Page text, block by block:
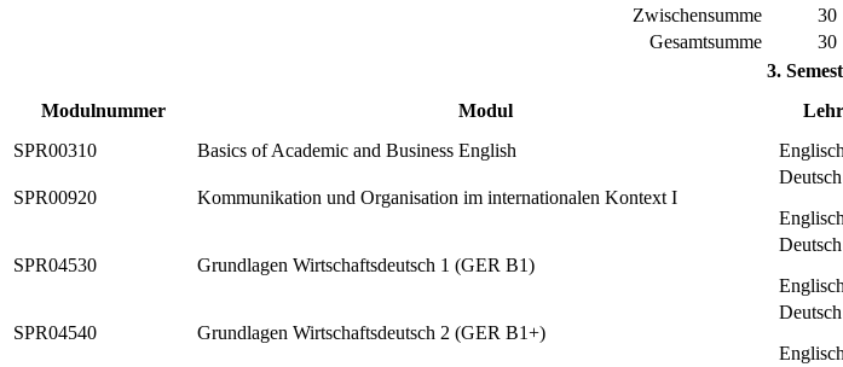
Zwischensumme
30
Gesamtsumme
30
3.
Modulnummer
Modul
SPR00310
Basics of Academic and Business English
SPR00920 Kommunikation und Organisation im internationalen Kontext I
SPR04530 Grundlagen Wirtschaftsdeutsch 1 (GER B1)
SPR04540 Grundlagen Wirtschaftsdeutsch 2 (GER B1+)